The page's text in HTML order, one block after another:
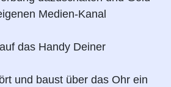
Medien-Kanal
das Handy Deiner
und baust über das Ohr ein